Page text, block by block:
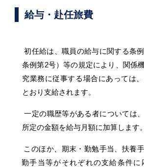
給与・赴任旅費
初任給は、職員の給与に関する条
条例第2号）等の規定により、関係
究業務に従事する場合にあっては
とおり支給されます。
一定の職歴等がある者については
所定の金額を給与月額に加算します。
このほか、期末・勤勉手当、扶養
勤手当等がそれぞれの支給条件に